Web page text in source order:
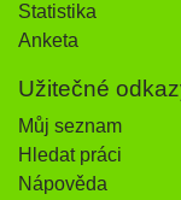
Statistika
Anketa
Užitečné
Můj seznam
Hledat práci
Nápověda